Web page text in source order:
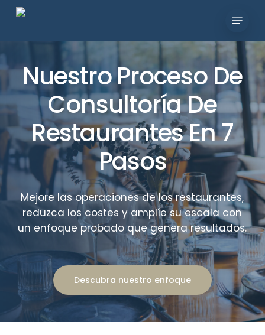
principal
Nuestro Proceso De
Consultoría De
Restaurantes En 7
Pasos
Mejore las operaciones de los restaurantes,
reduzca los costes y amplíe su escala con
un enfoque probado que genera resultados.
Descubra nuestro enfoque
Menú